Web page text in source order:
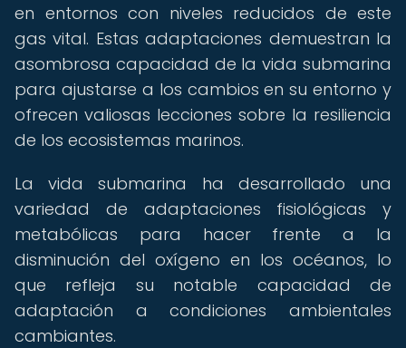
en entornos con niveles reducidos de este
gas vital. Estas adaptaciones demuestran la
asombrosa capacidad de la vida submarina
para ajustarse a los cambios en su entorno y
ofrecen valiosas lecciones sobre la resiliencia
de los ecosistemas marinos.
La vida submarina ha desarrollado una
variedad de adaptaciones fisiológicas y
metabólicas para hacer frente a la
disminución del oxígeno en los océanos, lo
que refleja su notable capacidad de
adaptación a condiciones ambientales
cambiantes.